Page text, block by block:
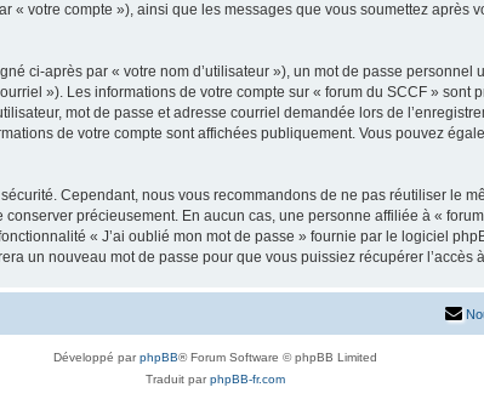
« votre compte »), ainsi que les messages que vous soumettez après
ci-après par « votre nom d’utilisateur »), un mot de passe
»). Les informations de votre compte sur « forum du SCCF »
mot de passe et adresse courriel demandée lors de
de votre compte sont affichées publiquement. Vous pouvez
Cependant, nous vous recommandons de ne pas réutiliser le
précieusement. En aucun cas, une personne affiliée à «
« J’ai oublié mon mot de passe » fournie par le logiciel
un nouveau mot de passe pour que vous puissiez récupérer l’accès
Développé parphpBB® Forum Software © phpBB Limited
Traduit parphpBB-fr.com